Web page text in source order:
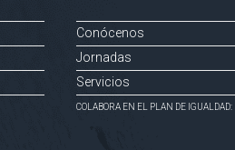
Conócenos
Jornadas
Servicios
COLABORA EN EL PLAN DE IGUALDAD: